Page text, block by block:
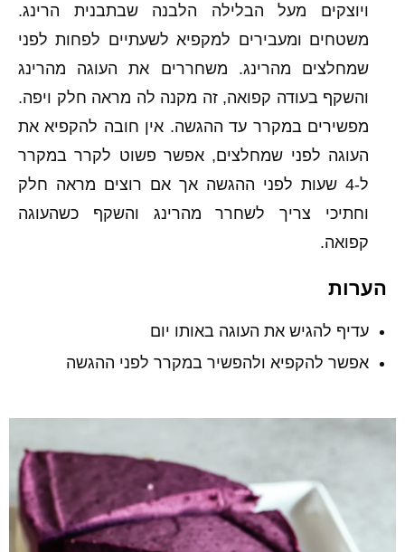
ויוצקים מעל הבלילה הלבנה שבתבנית הרינג.
משטחים ומעבירים למקפיא לשעתיים לפחות לפני
שמחלצים מהרינג. משחררים את העוגה מהרינג
והשקף בעודה קפואה, זה מקנה לה מראה חלק ויפה.
מפשירים במקרר עד ההגשה. אין חובה להקפיא את
העוגה לפני שמחלצים, אפשר פשוט לקרר במקרר
ל-4 שעות לפני ההגשה אך אם רוצים מראה חלק
וחתיכי צריך לשחרר מהרינג והשקף כשהעוגה
קפואה.
הערות
עדיף להגיש את העוגה באותו יום
אפשר להקפיא ולהפשיר במקרר לפני ההגשה